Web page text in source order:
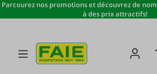
Passer au contenu principal
Parcourez nos promotions et découvrez de
à des prix attractifs!